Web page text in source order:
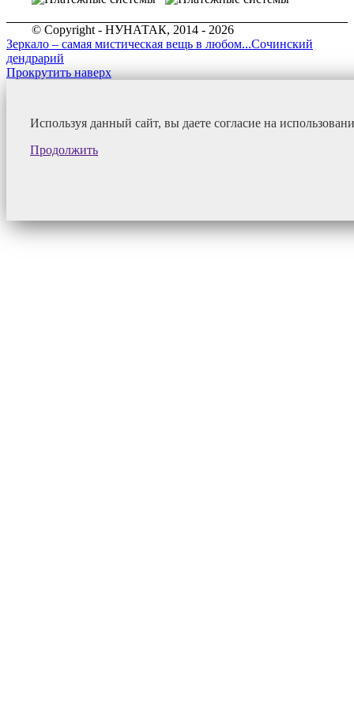
© Copyright - НУНАТАК, 2014 - 2026
Зеркало – самая мистическая вещь в любом...Сочинский
дендрарий
Прокрутить наверх
Используя данный сайт, вы даете согласие на
Продолжить